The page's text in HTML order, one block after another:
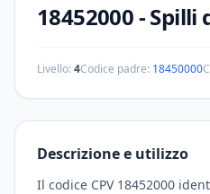
18452000-Spilli
Livello:4Codice padre: 18450000
Descrizione e utilizzo
Il codice CPV 18452000